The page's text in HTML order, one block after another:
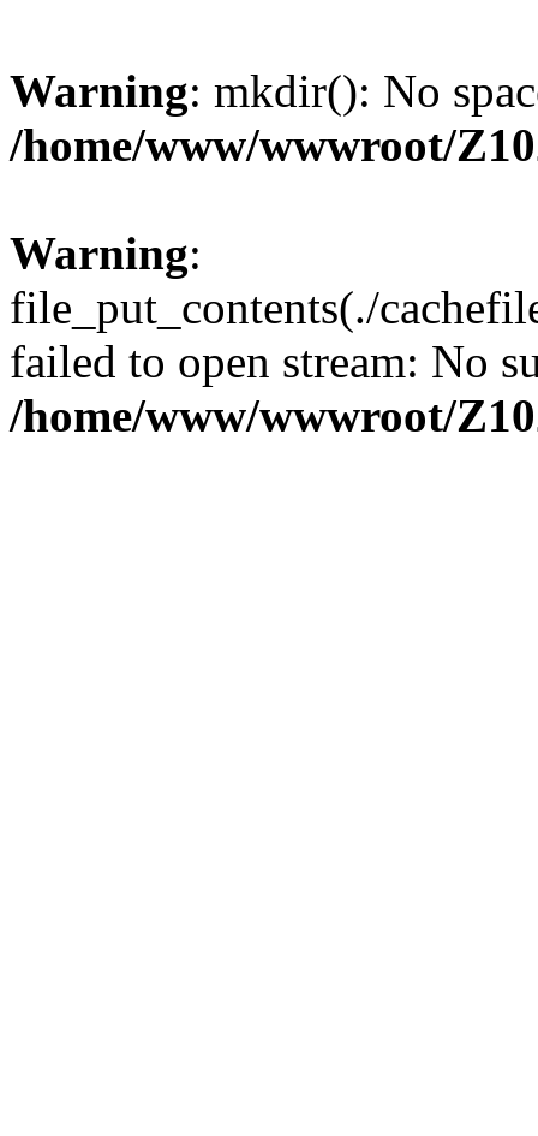
Warning: mkdir(): No
/home/www/wwwroot/
Warning:
file_put_contents(./
failed to open stream: No
/home/www/wwwroot/